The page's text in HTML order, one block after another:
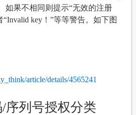
如果不相同则提示“无效的注册
key！”等等警告。如下图
article/details/4565241
序列号授权分类